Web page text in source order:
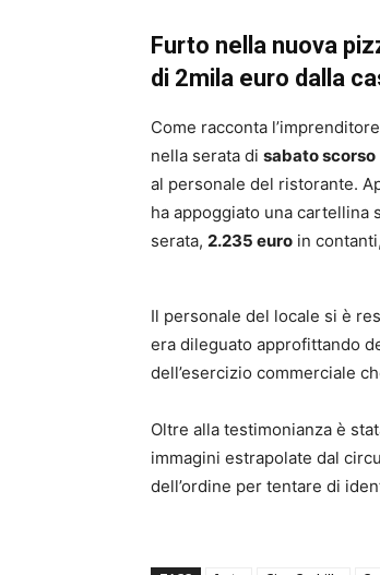
Furto nella nuova
di 2mila euro dalla
Come racconta
nella serata di sabato scorso
al personale del ristorante.
ha appoggiato una cartellina
serata, 2.235 euro in
Il personale del locale si è
era dileguato approfittando
dell’esercizio commerciale
Oltre alla testimonianza è
immagini estrapolate dal
dell’ordine per tentare di